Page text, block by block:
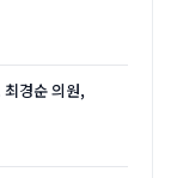
경순 의원,